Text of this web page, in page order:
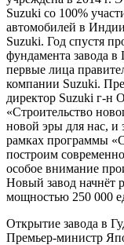
Suzuki со 100%
автомобилей в
Suzuki. Год спустя
фундамента завода в
первые лица
компании Suzuki.
директор Suzuki г-н
«Строительство
новой эры для нас, и
рамках программы
построим
особое внимание
Новый завод начнёт
мощностью 250 000
Открытие завода в
Премьер-министр